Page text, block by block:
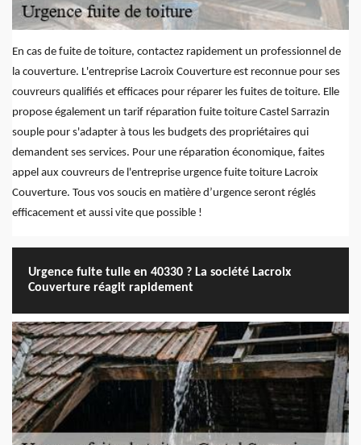
En cas de fuite de toiture, contactez rapidement un professionnel de
la couverture. L'entreprise Lacroix Couverture est reconnue pour ses
couvreurs qualifiés et efficaces pour réparer les fuites de toiture. Elle
propose également un tarif réparation fuite toiture Castel Sarrazin
souple pour s'adapter à tous les budgets des propriétaires qui
demandent ses services. Pour une réparation économique, faites
appel aux couvreurs de l'entreprise urgence fuite toiture Lacroix
Couverture. Tous vos soucis en matière d’urgence seront réglés
efficacement et aussi vite que possible !
Urgence fuite tuile en 40330 ? La société Lacroix
Couverture réagit rapidement